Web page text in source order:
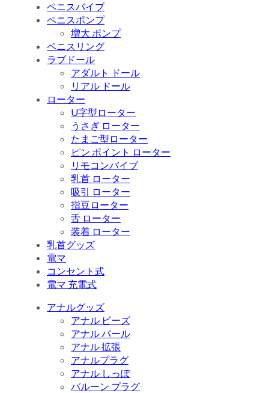
ペニスバイブ
ペニスポンプ
増大 ポンプ
ペニスリング
ラブドール
アダルト ドール
リアル ドール
ローター
U字型ローター
うさぎ ローター
たまご型ローター
ピン ポイント ローター
リモコンバイブ
乳首 ローター
吸引 ローター
指豆ローター
舌 ローター
装着 ローター
乳首グッズ
電マ
コンセント式
電マ 充電式
アナルグッズ
アナル ビーズ
アナル パール
アナル 拡張
アナルプラグ
アナル しっぽ
バルーン プラグ